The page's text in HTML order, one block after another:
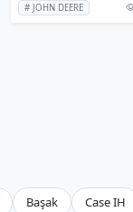
# JOHN DEERE
Başak Case IH